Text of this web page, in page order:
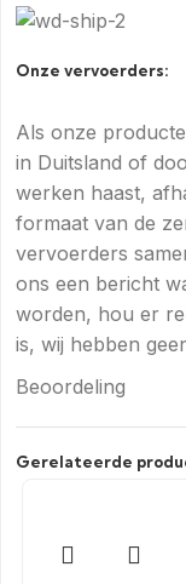
Onze vervoerders:
Als onze
in Duitsland of
werken haast,
formaat van de
vervoerders
ons een bericht
worden, hou er
is, wij hebben
Beoordeling
Gerelateerde